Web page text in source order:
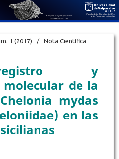
1 (2017) / Nota Científica
y
de la
mydas
en las